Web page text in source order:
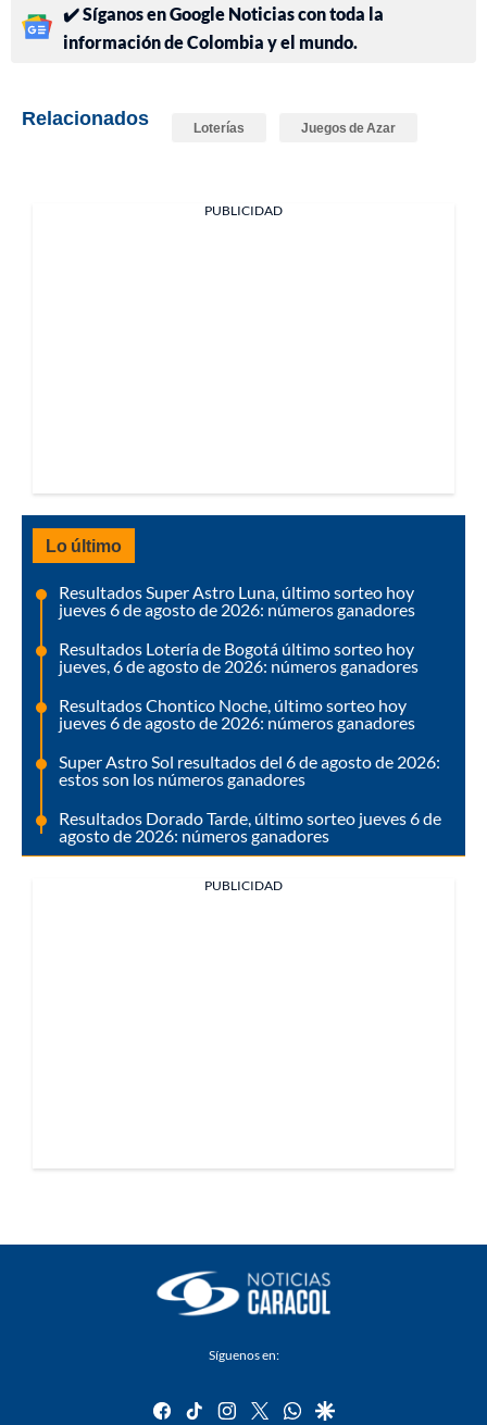
✔️ Síganos en Google Noticias con toda la
información de Colombia y el mundo.
Relacionados Loterías Juegos de Azar
PUBLICIDAD
Lo último
Resultados Super Astro Luna, último sorteo hoy
jueves 6 de agosto de 2026: números ganadores
Resultados Lotería de Bogotá último sorteo hoy
jueves, 6 de agosto de 2026: números ganadores
Resultados Chontico Noche, último sorteo hoy
jueves 6 de agosto de 2026: números ganadores
Super Astro Sol resultados del 6 de agosto de 2026:
estos son los números ganadores
Resultados Dorado Tarde, último sorteo jueves 6 de
agosto de 2026: números ganadores
PUBLICIDAD
Síguenos en:
facebook
tiktok instagram
twitterwhatsapp
google